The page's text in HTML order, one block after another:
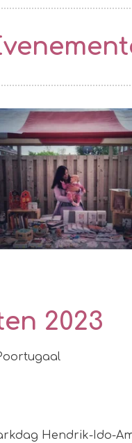
2023
Hendrik-Ido-